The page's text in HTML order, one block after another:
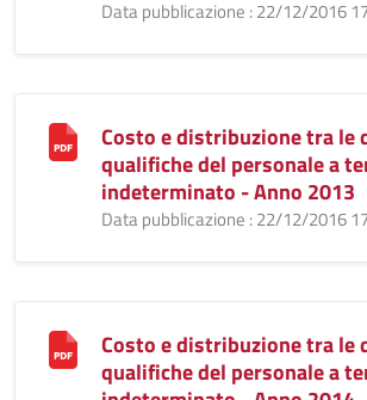
Data pubblicazione : 22/12/2016
Costo e distribuzione tra le
qualifiche del personale a
indeterminato - Anno 2013
Data pubblicazione : 22/12/2016
Costo e distribuzione tra le
qualifiche del personale a